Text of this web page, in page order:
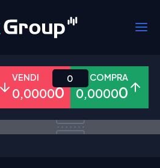
Forex Metalli Azioni
VENDI
0,00000
COMPRA
0,00000
0